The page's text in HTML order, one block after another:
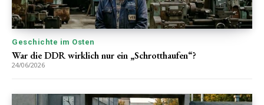
Geschichte im Osten
War die DDR wirklich nur ein „Schrotthaufen“?
24/06/2026